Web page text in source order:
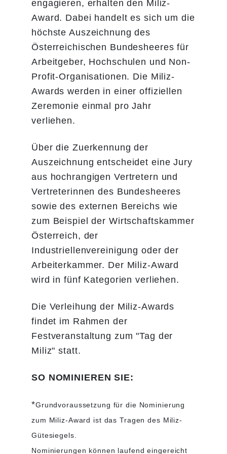
Kontaktdaten für Rückfragen
vollständig ausgefüllt sind.
*Im Idealfall sind alle Merkmale für die
Zuordnung eines Nominierten zu einer
Kategorie vorhanden (Mitarbeiteranzahl und
Umsatzgröße). Andernfalls wird die
Mitarbeiteranzahl für die Zuordnung
herangezogen. (Quelle:
engagieren, erhalten den Miliz-
Award. Dabei handelt es sich um die
höchste Auszeichnung des
Österreichischen Bundesheeres für
Arbeitgeber, Hochschulen und Non-
Profit-Organisationen. Die Miliz-
Awards werden in einer offiziellen
Zeremonie einmal pro Jahr
verliehen.
Über die Zuerkennung der
Auszeichnung entscheidet eine Jury
aus hochrangigen Vertretern und
Vertreterinnen des Bundesheeres
sowie des externen Bereichs wie
zum Beispiel der Wirtschaftskammer
Österreich, der
Industriellenvereinigung oder der
Arbeiterkammer. Der Miliz-Award
wird in fünf Kategorien verliehen.
Die Verleihung der Miliz-Awards
findet im Rahmen der
Festveranstaltung zum "Tag der
Miliz" statt.
SO NOMINIEREN SIE:
​​​​*Grundvoraussetzung für die Nominierung
zum Miliz-Award ist das Tragen des Miliz-
Gütesiegels.
Nominierungen können laufend eingereicht